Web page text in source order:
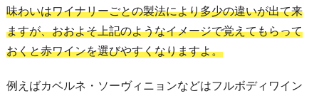
味わいはワイナリーごとの製法により多少の違いが出て来
ますが、おおよそ上記のようなイメージで覚えてもらって
おくと赤ワインを選びやすくなりますよ。
例えばカベルネ・ソーヴィニョンなどはフルボディワイン